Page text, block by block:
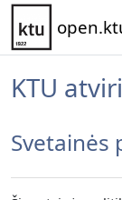
Pereiti į pagrindinį
KTU
Svetainės